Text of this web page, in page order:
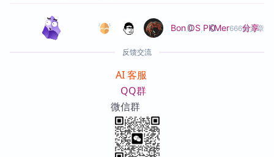
Bon,OS PKMer666篇文章
0 0 分享
反馈交流
AI 客服
QQ群
微信群